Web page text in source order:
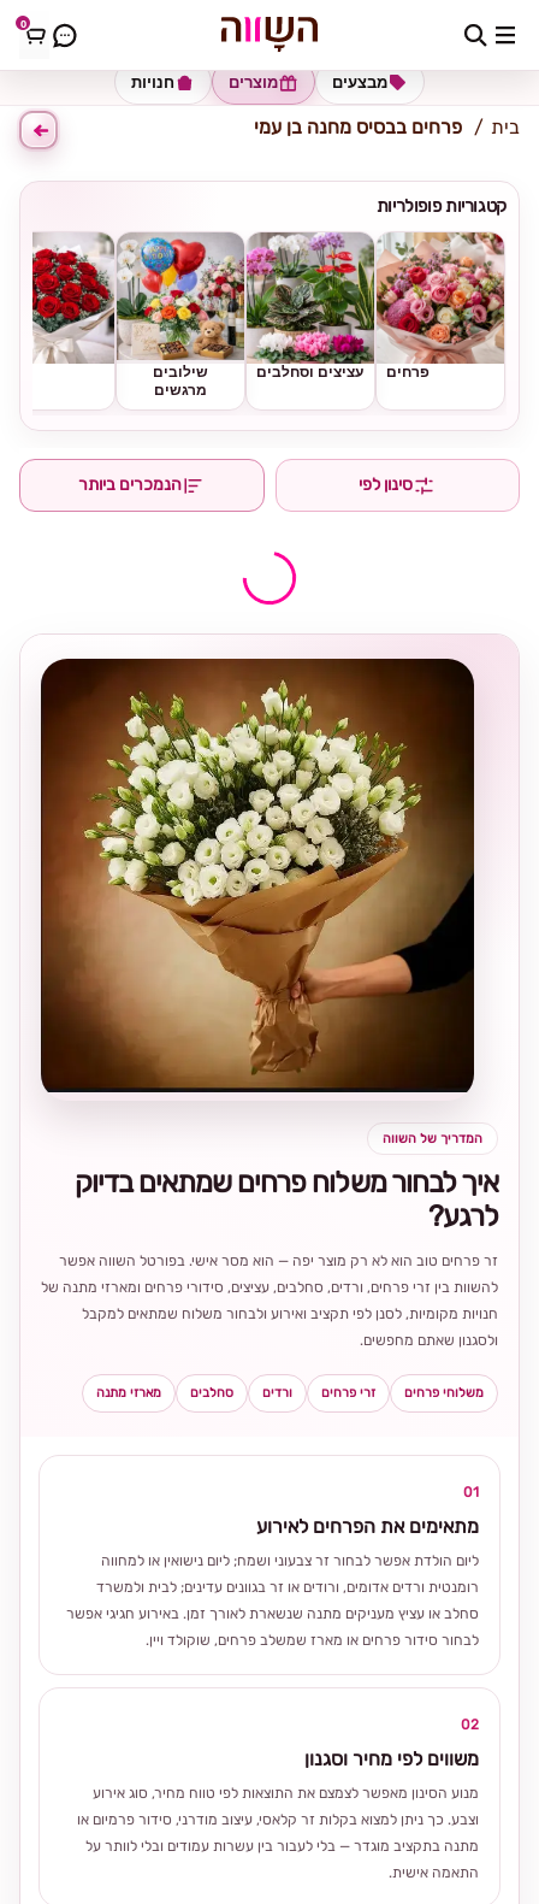
0 כתובת למשלוח הזינו כתובת
חנויות מוצרים מבצעים
בית פרחים בבסיס מחנה בן עמי
קטגוריות פופולריות
פרחים עציצים וסחלבים
שילובים
מרגשים
סינון לפי הנמכרים ביותר
המדריך של השווה
איך לבחור משלוח פרחים שמתאים בדיוק
לרגע?
זר פרחים טוב הוא לא רק מוצר יפה — הוא מסר אישי. בפורטל השווה אפשר
להשוות בין זרי פרחים, ורדים, סחלבים, עציצים, סידורי פרחים ומארזי מתנה של
חנויות מקומיות, לסנן לפי תקציב ואירוע ולבחור משלוח שמתאים למקבל
ולסגנון שאתם מחפשים.
משלוחי פרחים זרי פרחים ורדים סחלבים מארזי מתנה
01
מתאימים את הפרחים לאירוע
ליום הולדת אפשר לבחור זר צבעוני ושמח; ליום נישואין או למחווה
רומנטית ורדים אדומים, ורודים או זר בגוונים עדינים; לבית ולמשרד
סחלב או עציץ מעניקים מתנה שנשארת לאורך זמן. באירוע חגיגי אפשר
לבחור סידור פרחים או מארז שמשלב פרחים, שוקולד ויין.
02
משווים לפי מחיר וסגנון
מנוע הסינון מאפשר לצמצם את התוצאות לפי טווח מחיר, סוג אירוע
וצבע. כך ניתן למצוא בקלות זר קלאסי, עיצוב מודרני, סידור פרמיום או
מתנה בתקציב מוגדר — בלי לעבור בין עשרות עמודים ובלי לוותר על
התאמה אישית.